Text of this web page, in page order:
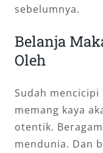
sebelumnya.
Belanja
Oleh
Sudah mencicipi
memang kaya
otentik.
mendunia. Dan